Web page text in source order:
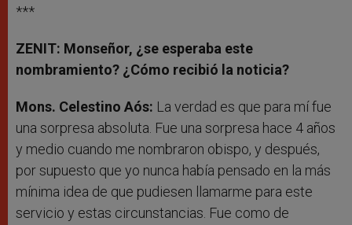
***
ZENIT: Monseñor, ¿se esperaba este
nombramiento? ¿Cómo recibió la noticia?
Mons. Celestino Aós: La verdad es que para mí fue
una sorpresa absoluta. Fue una sorpresa hace 4 años
y medio cuando me nombraron obispo, y después,
por supuesto que yo nunca había pensado en la más
mínima idea de que pudiesen llamarme para este
servicio y estas circunstancias. Fue como de